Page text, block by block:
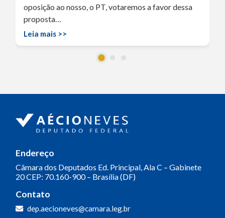
oposição ao nosso, o PT, votaremos a favor dessa
proposta…
Leia mais >>
Endereço
Câmara dos Deputados Ed. Principal, Ala C – Gabinete
20CEP: 70.160-900 – Brasília (DF)
Contato
dep.aecioneves@camara.leg.br